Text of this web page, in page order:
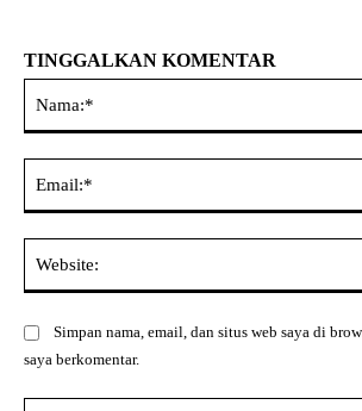
TINGGALKAN KOMENTAR
Simpan nama, email, dan situs web saya di
saya berkomentar.